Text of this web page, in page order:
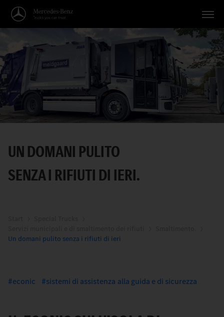
Applicazioni
Servizio
Italiano
UN DOMANI PULITO
SENZA I RIFIUTI DI IERI.
Un domani pulito senza i rifiuti di ieri
econic sistemi di assistenza alla guida e di sicurezza